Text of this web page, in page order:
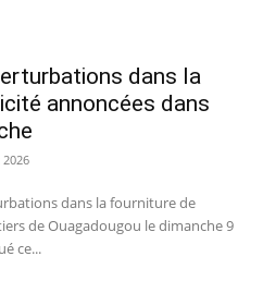
dans la
annoncées dans
dans la fourniture de
de Ouagadougou le dimanche 9
ce...